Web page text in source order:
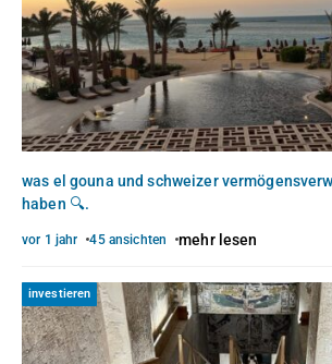
was el gouna und schweizer
haben 🔍.
vor 1 jahr 45 ansichten mehr lesen
investieren